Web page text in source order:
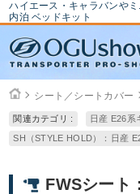
ハイエース・キャラバンや
内泊 ベッドキット
シート／シートカバー
関連カテゴリ : 日産 E26系
SH（STYLE HOLD）：日産
FWSシート